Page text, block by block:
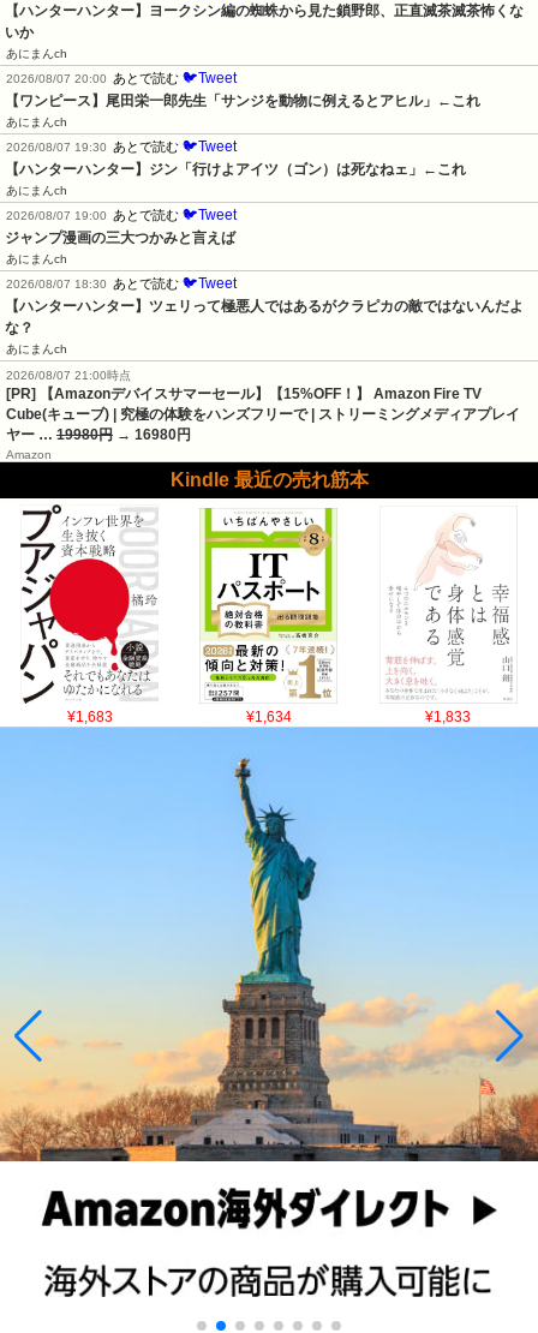
【ハンターハンター】ヨークシン編の蜘蛛から見た鎖野郎、正直滅茶滅茶怖くな
いか
あにまんch
2026/08/07 20:00
あとで読む 🐦Tweet
【ワンピース】尾田栄一郎先生「サンジを動物に例えるとアヒル」←これ
あにまんch
2026/08/07 19:30
あとで読む 🐦Tweet
【ハンターハンター】ジン「行けよアイツ（ゴン）は死なねェ」←これ
あにまんch
2026/08/07 19:00
あとで読む 🐦Tweet
ジャンプ漫画の三大つかみと言えば
あにまんch
2026/08/07 18:30
あとで読む 🐦Tweet
【ハンターハンター】ツェリって極悪人ではあるがクラピカの敵ではないんだよ
な？
あにまんch
2026/08/07 21:00時点
[PR] 【Amazonデバイスサマーセール】【15%OFF！】 Amazon Fire TV
Cube(キューブ) | 究極の体験をハンズフリーで | ストリーミングメディアプレイ
ヤー … 19980円 → 16980円
Amazon
Kindle 最近の売れ筋本
¥1,683 ¥1,634 ¥1,833